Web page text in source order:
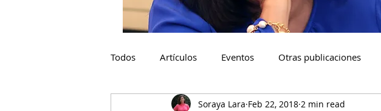
Todos Artículos Eventos Otras publicaciones
Soraya Lara Feb 22, 2018 2 min read